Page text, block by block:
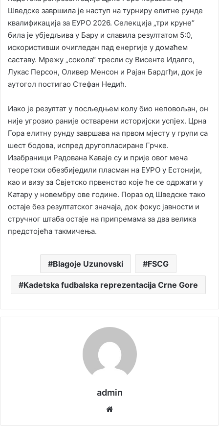
Шведске завршила је наступ на турниру елитне рунде
квалификација за ЕУРО 2026. Селекција „три круне“
била је убједљива у Бару и славила резултатом 5:0,
искористивши очигледан пад енергије у домаћем
саставу. Мрежу „сокола“ тресли су Висенте Идалго,
Лукас Персон, Оливер Менсон и Рајан Бардгђи, док је
аутогол постигао Стефан Недић.
Иако је резултат у посљедњем колу био неповољан, он
није угрозио раније остварени историјски успјех. Црна
Гора елитну рунду завршава на првом мјесту у групи са
шест бодова, испред другопласиране Грчке.
Изабраници Радована Каваје су и прије овог меча
теоретски обезбиједили пласман на ЕУРО у Естонији,
као и визу за Свјетско првенство које ће се одржати у
Катару у новембру ове године. Пораз од Шведске тако
остаје без резултатског значаја, док фокус јавности и
стручног штаба остаје на припремама за два велика
предстојећа такмичења.
Blagoje Uzunovski FSCG
Kadetska fudbalska reprezentacija Crne Gore
admin